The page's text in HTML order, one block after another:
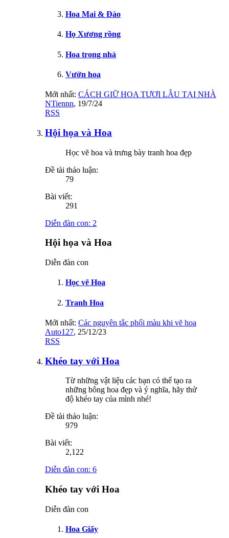
Hoa Mai & Đào
Họ Xương rồng
Hoa trong nhà
Vườn hoa
Mới nhất: CÁCH GIỮ HOA TƯƠI LÂU TẠI NHÀ
NTiennn, 19/7/24
RSS
Hội họa và Hoa
Học vẽ hoa và trưng bày tranh hoa đẹp
Đề tài thảo luận:
79
Bài viết:
291
Diễn đàn con: 2
Hội họa và Hoa
Diễn đàn con
Học vẽ Hoa
Tranh Hoa
Mới nhất: Các nguyên tắc phối màu khi vẽ hoa
Auto127, 25/12/23
RSS
Khéo tay với Hoa
Từ những vật liệu các bạn có thể tạo ra
những bông hoa đẹp và ý nghĩa, hãy thử
độ khéo tay của mình nhé!
Đề tài thảo luận:
979
Bài viết:
2,122
Diễn đàn con: 6
Khéo tay với Hoa
Diễn đàn con
Hoa Giấy